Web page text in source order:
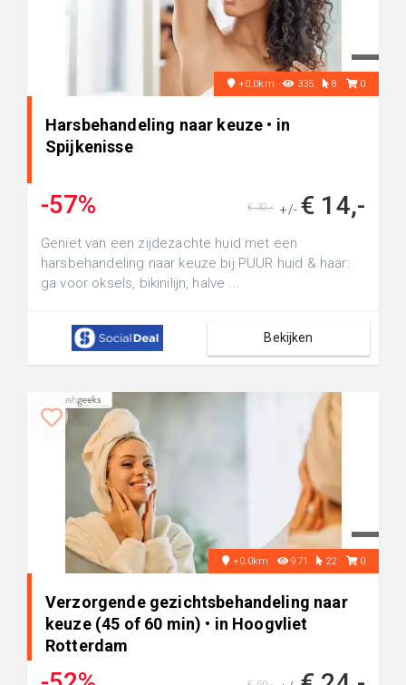
+0.0km 335 8 0
Harsbehandeling naar keuze • in
Spijkenisse
-57% +/- € 14,-
€ 32,-
Geniet van een zijdezachte huid met een
harsbehandeling naar keuze bij PUUR huid & haar:
ga voor oksels, bikinilijn, halve ...
Bekijken
+0.0km 971 22 0
Verzorgende gezichtsbehandeling naar
keuze (45 of 60 min) • in Hoogvliet
Rotterdam